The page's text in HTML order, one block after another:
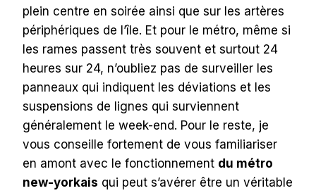
plein centre en soirée ainsi que sur les artères
périphériques de l’île. Et pour le métro, même si
les rames passent très souvent et surtout 24
heures sur 24, n’oubliez pas de surveiller les
panneaux qui indiquent les déviations et les
suspensions de lignes qui surviennent
généralement le week-end. Pour le reste, je
vous conseille fortement de vous familiariser
en amont avec le fonctionnement du métro
new-yorkais qui peut s’avérer être un véritable